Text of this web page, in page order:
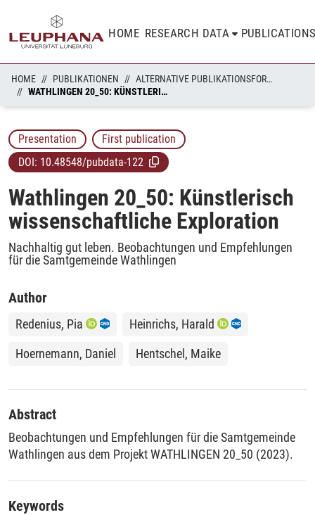
HOME RESEARCH DATA
HOME PUBLIKATIONEN
ALTERNATIVE PUBLIKATIONSFORMATE
WATHLINGEN 20_50: KÜNSTLERISCH WISSENSCHAFTLICHE EXPLORATION
Presentation
First publication
DOI: 10.48548/pubdata-122
Wathlingen 20_50: Künstlerisch
wissenschaftliche Exploration
Nachhaltig gut leben. Beobachtungen und Empfehlungen
für die Samtgemeinde Wathlingen
Author
Redenius, Pia
Heinrichs, Harald
Hoernemann, Daniel
Hentschel, Maike
Abstract
Beobachtungen und Empfehlungen für die Samtgemeinde
Wathlingen aus dem Projekt WATHLINGEN 20_50 (2023).
Keywords